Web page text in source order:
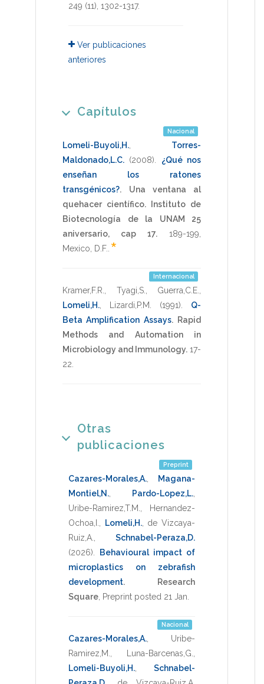
249 (11), 1302-1317.
Ver publicaciones
anteriores
Capítulos
Nacional
Lomeli-Buyoli,H.
Torres-
Maldonado,L.C. (2008)
¿Qué nos
enseñan los ratones
transgénicos?.
Una ventana al
quehacer científico. Instituto de
Biotecnología de la UNAM 25
aniversario, cap 17.
189-199
Mexico, D.F. *
Internacional
Kramer,F.R. Tyagi,S. Guerra,C.E.
Lomeli,H.
Lizardi,P.M. (1991)
Q-
Beta Amplification Assays. Rapid
Methods and Automation in
Microbiology and Immunology. 17-
22
Otras
publicaciones
Preprint
Cazares-Morales,A.
Magana-
Montiel,N.
Pardo-Lopez,L.
Uribe-Ramirez,T.M.
Hernandez-
Ochoa,I.
Lomeli,H., de Vizcaya-
Ruiz,A.
Schnabel-Peraza,D.
(2026)
Behavioural impact of
microplastics on zebrafish
development.
Research
Square Preprint posted 21 Jan
Nacional
Cazares-Morales,A.
Uribe-
Ramirez,M.
Luna-Barcenas,G.
Lomeli-Buyoli,H.
Schnabel-